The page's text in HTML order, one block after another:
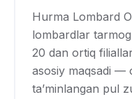
Hurma Lombard
lombardlar
20 dan ortiq
asosiy maqsadi —
ta’minlangan pul